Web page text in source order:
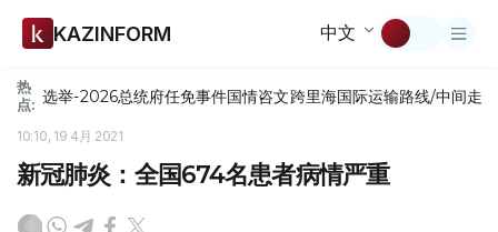
KAZINFORM 中文
热
点: 选举-2026总统府任免事件国情咨文跨里海国际运输路线/中间走廊
10:10, 19 4月 2021
新冠肺炎：全国674名患者病情严重